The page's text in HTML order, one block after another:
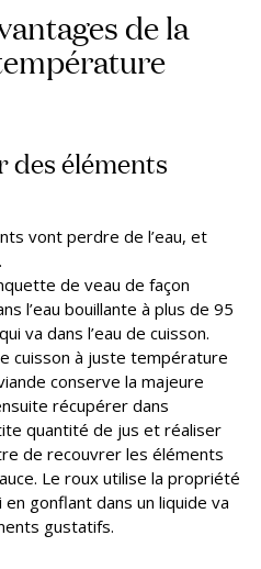
de la
des éléments
vont perdre de l’eau, et
de veau de façon
l’eau bouillante à plus de 95
va dans l’eau de cuisson.
cuisson à juste température
conserve la majeure
récupérer dans
quantité de jus et réaliser
de recouvrer les éléments
Le roux utilise la propriété
en gonflant dans un liquide va
gustatifs.